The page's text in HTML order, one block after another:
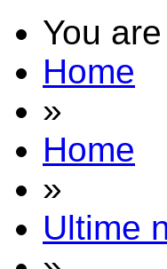
You
Home
»
Home
»
Ultime